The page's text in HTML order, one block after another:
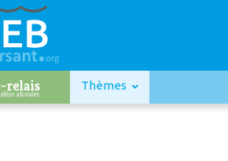
Thèmes